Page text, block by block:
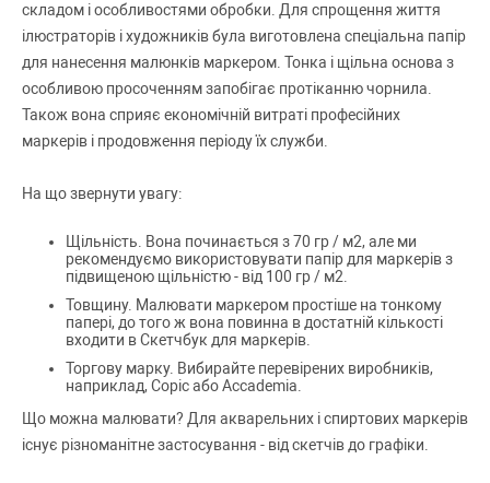
складом і особливостями обробки. Для спрощення життя
ілюстраторів і художників була виготовлена ​​спеціальна папір
для нанесення малюнків маркером. Тонка і щільна основа з
особливою просоченням запобігає протіканню чорнила.
Також вона сприяє економічній витраті професійних
маркерів і продовження періоду їх служби.
На що звернути увагу:
Щільність. Вона починається з 70 гр / м2, але ми
рекомендуємо використовувати папір для маркерів з
підвищеною щільністю - від 100 гр / м2.
Товщину. Малювати маркером простіше на тонкому
папері, до того ж вона повинна в достатній кількості
входити в Скетчбук для маркерів.
Торгову марку. Вибирайте перевірених виробників,
наприклад, Copic або Accademia.
Що можна малювати? Для акварельних і спиртових маркерів
існує різноманітне застосування - від скетчів до графіки.